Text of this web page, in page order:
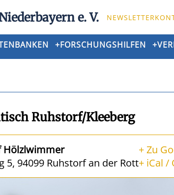
e. V. NEWSLETTER
+FORSCHUNGSHILFEN +
Ruhstorf/Kleeberg
Hölzlwimmer
5, 94099 Ruhstorf an der Rott
+ Zu
+ iCal